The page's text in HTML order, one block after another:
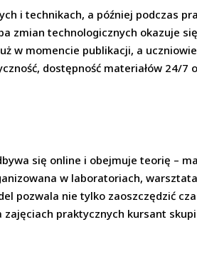
i technikach, a później podczas
zmian technologicznych okazuje
w momencie publikacji, a
dostępność materiałów 24/7
się online i obejmuje teorię –
w laboratoriach,
pozwala nie tylko zaoszczędzić
praktycznych kursant